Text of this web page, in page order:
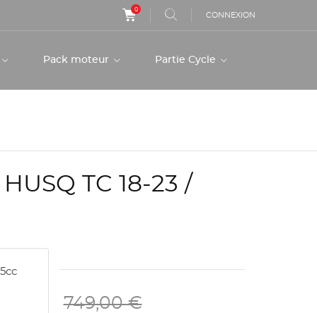
0
CONNEXION
Pack moteur Partie Cycle
TC 18-23 /
749,00 €